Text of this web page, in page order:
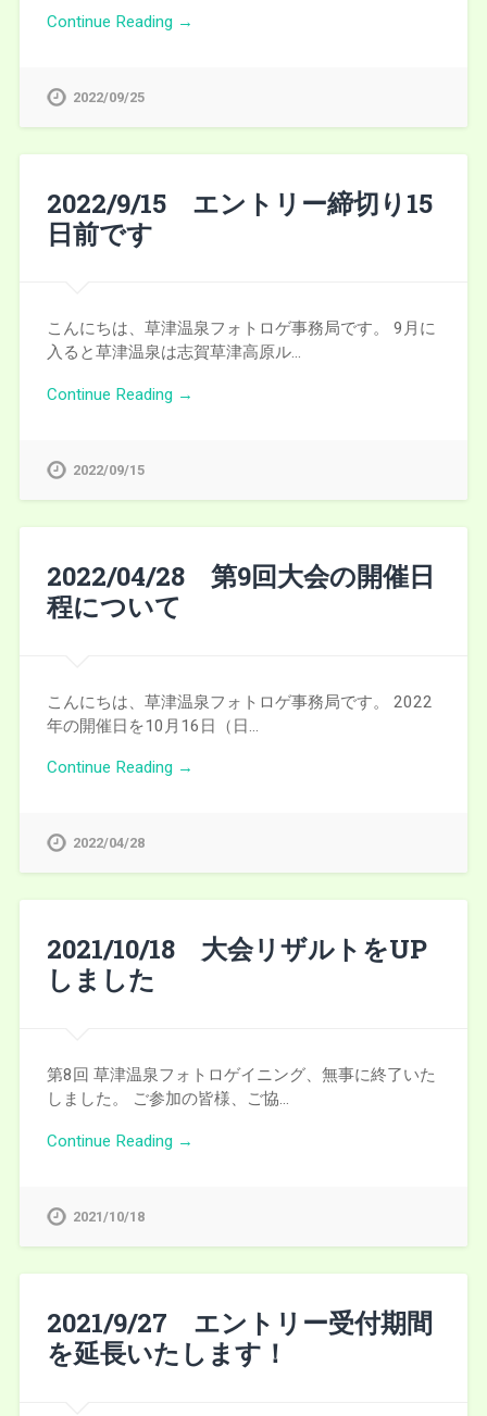
Continue Reading →
2022/09/25
2022/9/15 エントリー締切り15
日前です
こんにちは、草津温泉フォトロゲ事務局です。 9月に
入ると草津温泉は志賀草津高原ル…
Continue Reading →
2022/09/15
2022/04/28 第9回大会の開催日
程について
こんにちは、草津温泉フォトロゲ事務局です。 2022
年の開催日を10月16日（日…
Continue Reading →
2022/04/28
2021/10/18 大会リザルトをUP
しました
第8回 草津温泉フォトロゲイニング、無事に終了いた
しました。 ご参加の皆様、ご協…
Continue Reading →
2021/10/18
2021/9/27 エントリー受付期間
を延長いたします！